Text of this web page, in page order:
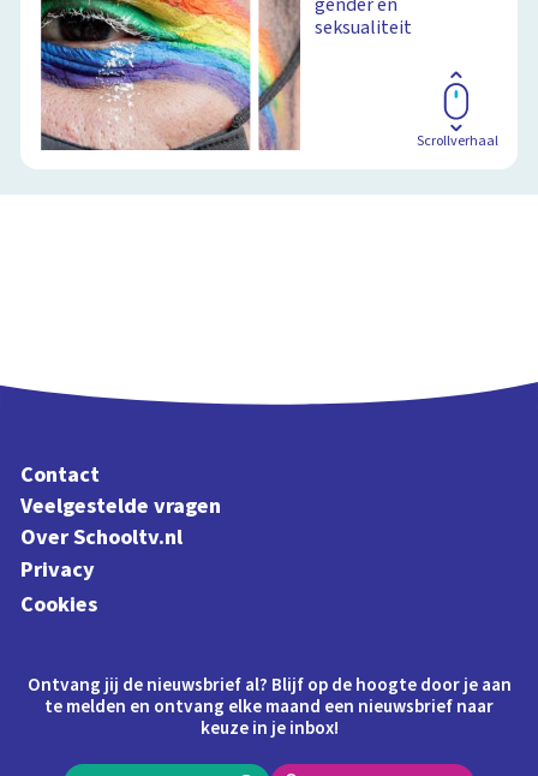
seksualiteit
Scrollverhaal
Contact
Veelgestelde vragen
Over Schooltv.nl
Privacy
Cookies
Ontvang jij de nieuwsbrief al? Blijf op de hoogte door je aan
te melden en ontvang elke maand een nieuwsbrief naar
keuze in je inbox!